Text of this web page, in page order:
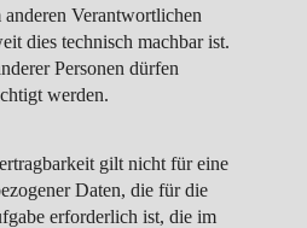
Verantwortlichen
dies technisch machbar ist.
Personen dürfen
werden.
gilt nicht für eine
Daten, die für die
erforderlich ist, die im